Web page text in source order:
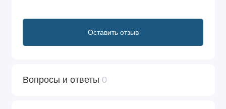
Оставить отзыв
Вопросы и ответы 0